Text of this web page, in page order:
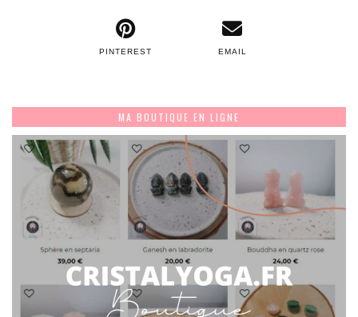
PINTEREST EMAIL
MA BOUTIQUE EN LIGNE